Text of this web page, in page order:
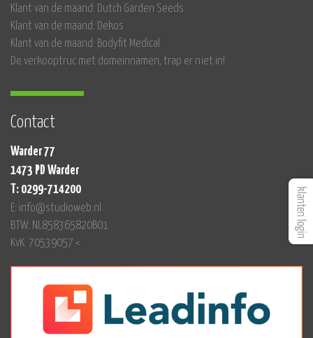
Klant van de maand: Dutch Garden Seeds
Klant van de maand: Dekos
Klant van de maand: Bodyfit Medical
De verkooptruc met domeinnamen, trap er niet in!
Contact
Warder 77
1473 PD Warder
T: 0299-714200
E: info@studioweb.nl
BTW: NL858365820B01
KvK: 70539057 <